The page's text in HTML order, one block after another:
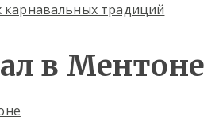
традиций
в Ментоне